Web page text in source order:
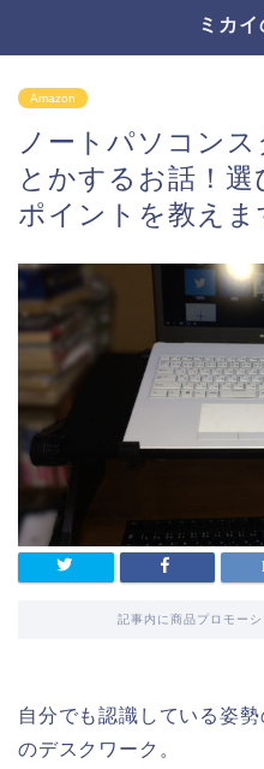
ミカ
Amazon
ノートパソコン
とかするお話！
ポイントを教えま
記事内に商品プロモー
自分でも認識している姿
のデスクワーク。